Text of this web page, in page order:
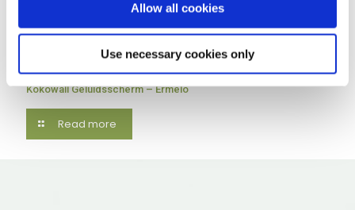
Allow all cookies
Use necessary cookies only
april 3, 2026
Kokowall Geluidsscherm – Ermelo
Read more